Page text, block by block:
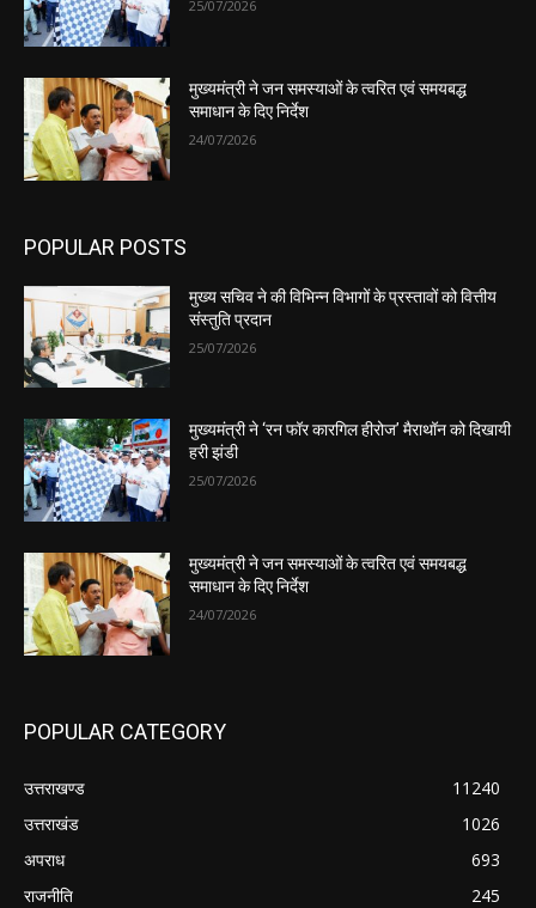
25/07/2026
मुख्यमंत्री ने जन समस्याओं के त्वरित एवं समयबद्ध
समाधान के दिए निर्देश
24/07/2026
POPULAR POSTS
मुख्य सचिव ने की विभिन्न विभागों के प्रस्तावों को वित्तीय
संस्तुति प्रदान
25/07/2026
मुख्यमंत्री ने ‘रन फॉर कारगिल हीरोज’ मैराथॉन को दिखायी
हरी झंडी
25/07/2026
मुख्यमंत्री ने जन समस्याओं के त्वरित एवं समयबद्ध
समाधान के दिए निर्देश
24/07/2026
POPULAR CATEGORY
उत्तराखण्ड
11240
उत्तराखंड
1026
अपराध
693
राजनीति
245